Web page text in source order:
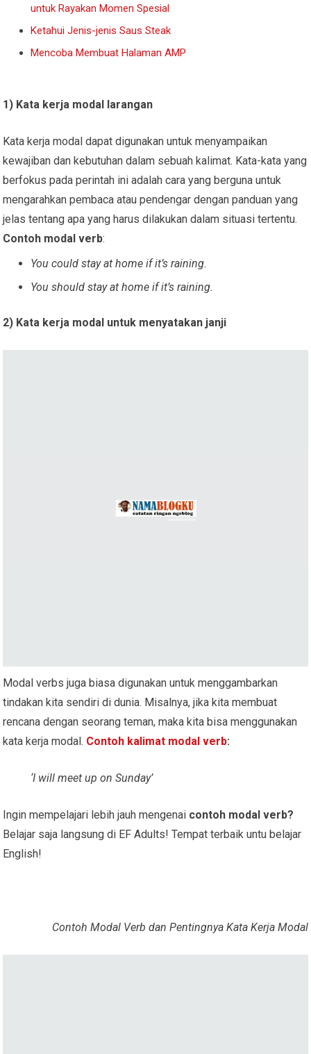
untuk Rayakan Momen Spesial
Ketahui Jenis-jenis Saus Steak
Mencoba Membuat Halaman AMP
1) Kata kerja modal larangan
Kata kerja modal dapat digunakan untuk menyampaikan
kewajiban dan kebutuhan dalam sebuah kalimat. Kata-kata yang
berfokus pada perintah ini adalah cara yang berguna untuk
mengarahkan pembaca atau pendengar dengan panduan yang
jelas tentang apa yang harus dilakukan dalam situasi tertentu.
Contoh modal verb:
You could stay at home if it’s raining.
You should stay at home if it’s raining.
2) Kata kerja modal untuk menyatakan janji
Modal verbs juga biasa digunakan untuk menggambarkan
tindakan kita sendiri di dunia. Misalnya, jika kita membuat
rencana dengan seorang teman, maka kita bisa menggunakan
kata kerja modal. Contoh kalimat modal verb:
‘I will meet up on Sunday’
Ingin mempelajari lebih jauh mengenai contoh modal verb?
Belajar saja langsung di EF Adults! Tempat terbaik untu belajar
English!
Contoh Modal Verb dan Pentingnya Kata Kerja Modal